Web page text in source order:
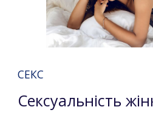
СЕКС
Сексуальність